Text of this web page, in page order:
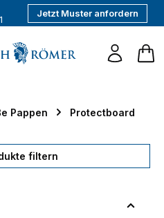
Jetzt Muster anfordern
Pappen Protectboard
filtern